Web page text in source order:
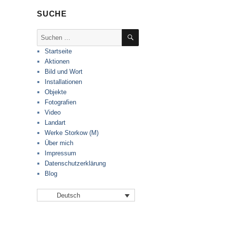
SUCHE
Suche
SUCHEN
Startseite
Aktionen
Bild und Wort
Installationen
Objekte
Fotografien
Video
Landart
Werke Storkow (M)
Über mich
Impressum
Datenschutzerklärung
Blog
Deutsch